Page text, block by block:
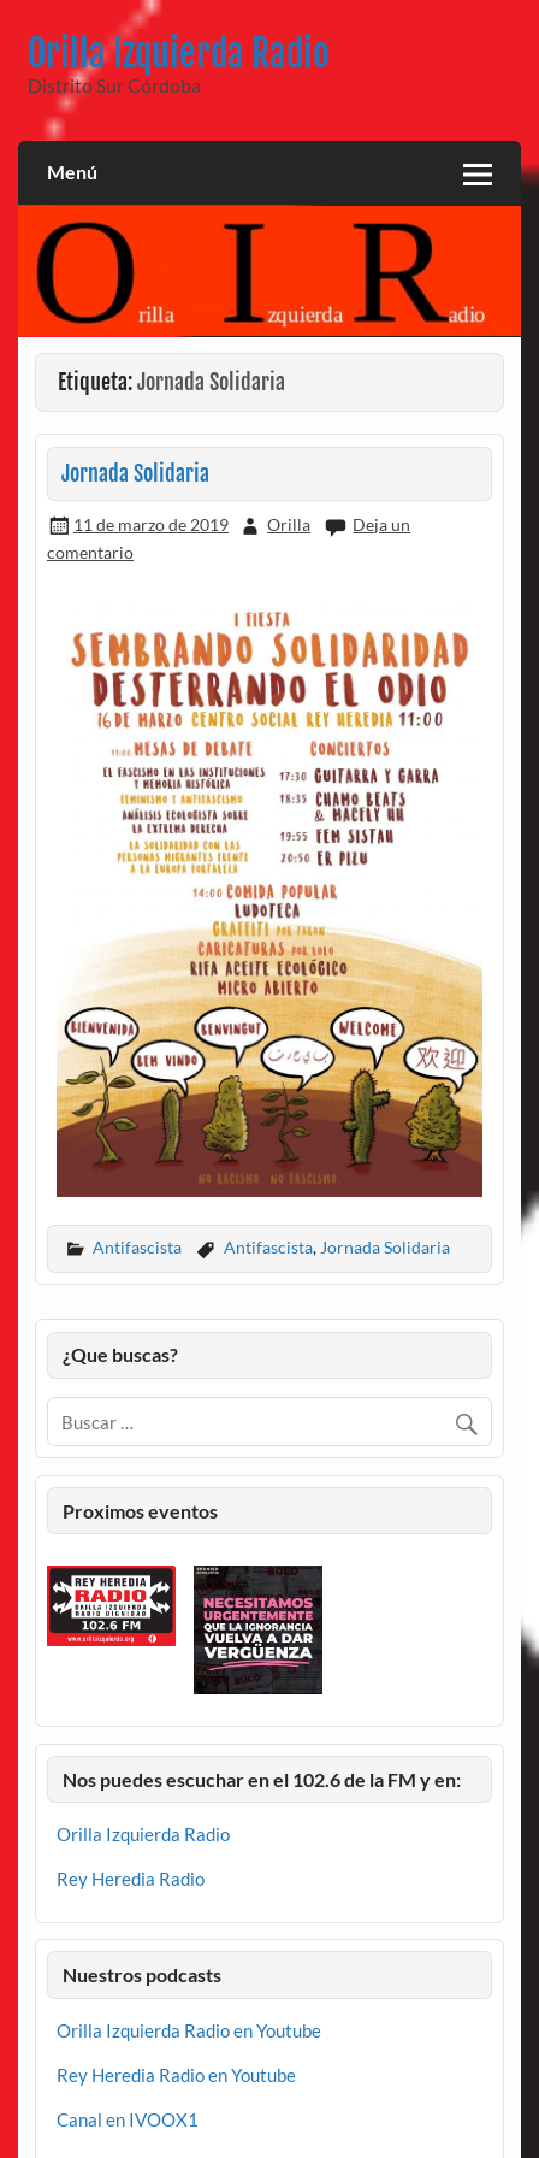
contenido
Orilla Izquierda Radio
Distrito Sur Córdoba
Menú
Etiqueta:Jornada Solidaria
Jornada Solidaria
11 de marzo de 2019 Orilla
Deja un
comentario
Antifascista Antifascista, Jornada Solidaria
¿Que buscas?
Proximos eventos
Nos puedes escuchar en el 102.6 de la FM y en:
Orilla Izquierda Radio
Rey Heredia Radio
Nuestros podcasts
Orilla Izquierda Radio en Youtube
Rey Heredia Radio en Youtube
Canal en IVOOX1